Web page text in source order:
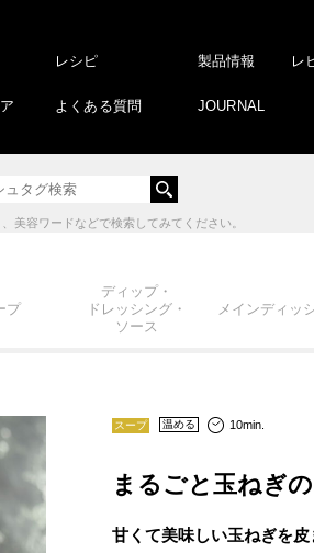
レシピ
よくある質問
製品情報
JOURNAL
レ
美容ワードなどで検索してみてください。
プ
ディップ・
ドレッシング・
ソース
メインディッ
スープ 温める 10min.
まるごと玉ねぎ
甘くて美味しい玉ねぎを